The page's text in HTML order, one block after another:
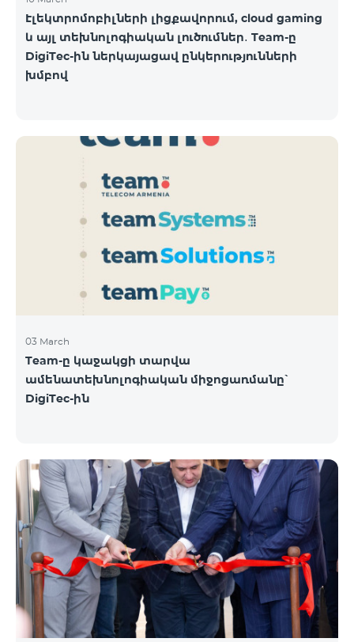
Էլեկտրոմոբիլների լիցքավորում, cloud gaming
և այլ տեխնոլոգիական լուծումներ․ Team-ը
DigiTec-ին ներկայացավ ընկերությունների
խմբով
03 March
Team-ը կաջակցի տարվա
ամենատեխնոլոգիական միջոցառմանը՝
DigiTec-ին